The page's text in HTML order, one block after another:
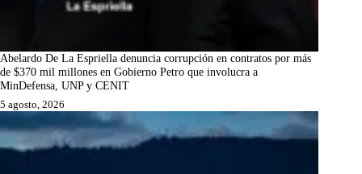
Abelardo De La Espriella denuncia corrupción en contratos por más
de $370 mil millones en Gobierno Petro que involucra a
MinDefensa, UNP y CENIT
5 agosto, 2026